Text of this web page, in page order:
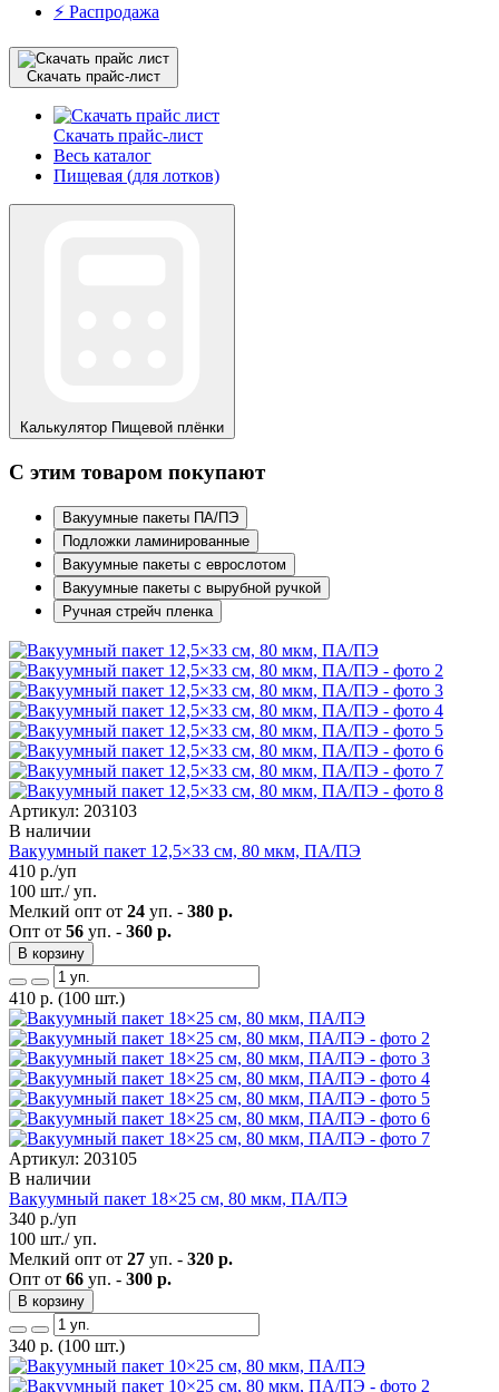
⚡️ Распродажа
Скачать прайс-лист
Скачать прайс-лист
Весь каталог
Пищевая (для лотков)
Калькулятор Пищевой плёнки
С этим товаром покупают
Вакуумные пакеты ПА/ПЭ
Подложки ламинированные
Вакуумные пакеты с еврослотом
Вакуумные пакеты с вырубной ручкой
Ручная стрейч пленка
Артикул: 203103
В наличии
Вакуумный пакет 12,5×33 см, 80 мкм, ПА/ПЭ
410 р./уп
100 шт./ уп.
Мелкий опт от 24 уп. - 380 р.
Опт от 56 уп. - 360 р.
В корзину
410 р. (100 шт.)
Артикул: 203105
В наличии
Вакуумный пакет 18×25 см, 80 мкм, ПА/ПЭ
340 р./уп
100 шт./ уп.
Мелкий опт от 27 уп. - 320 р.
Опт от 66 уп. - 300 р.
В корзину
340 р. (100 шт.)